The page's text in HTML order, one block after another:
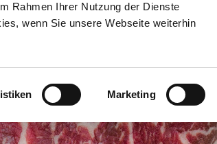
Rahmen Ihrer Nutzung der Dienste
wenn Sie unsere Webseite weiterhin
Marketing